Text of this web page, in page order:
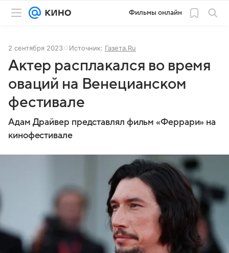
Фильмы онлайн
2 сентября 2023 Источник: Газета.Ru
Актер расплакался во время
оваций на Венецианском
фестивале
Адам Драйвер представлял фильм «Феррари» на
кинофестивале